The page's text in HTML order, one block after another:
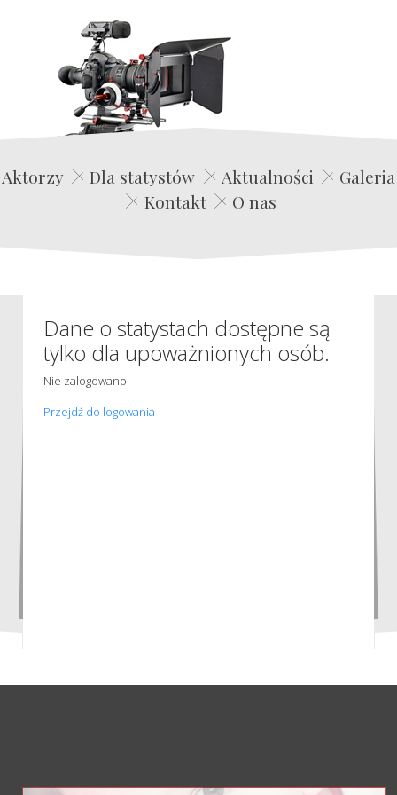
Edwin Film Agencja Aktorska
Aktorzy Dla statystów Aktualności
Galeria
Kontakt
O nas
Dane o statystach dostępne są
tylko dla upoważnionych osób.
Nie zalogowano
Przejdź do logowania